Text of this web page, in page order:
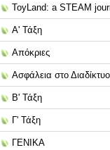
ToyLand: a STEAM
Α' Τάξη
Απόκριες
Ασφάλεια στο Διαδίκτυο
Β' Τάξη
Γ' Τάξη
ΓΕΝΙΚΑ